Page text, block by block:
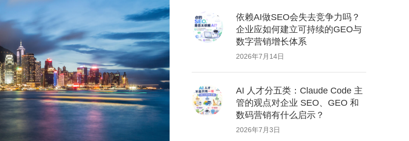
依赖AI做SEO会失去竞争力吗？
企业应如何建立可持续的GEO与
数字营销增长体系
2026年7月14日
AI 人才分五类：Claude Code 主
管的观点对企业 SEO、GEO 和
数码营销有什么启示？
2026年7月3日